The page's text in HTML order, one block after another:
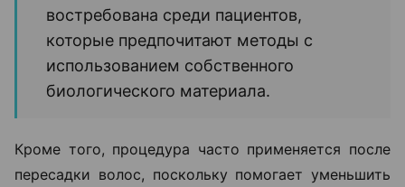
востребована среди пациентов,
которые предпочитают методы с
использованием собственного
биологического материала.
Кроме того, процедура часто применяется после
пересадки волос, поскольку помогает уменьшить